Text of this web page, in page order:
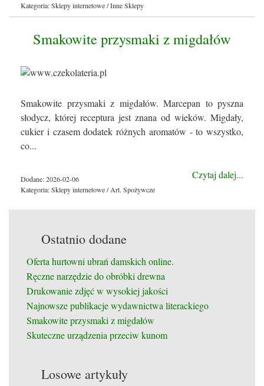
Kategoria: Sklepy internetowe / Inne Sklepy
Smakowite przysmaki z migdałów
Smakowite przysmaki z migdałów. Marcepan to pyszna
słodycz, której receptura jest znana od wieków. Migdały,
cukier i czasem dodatek różnych aromatów - to wszystko,
co...
Czytaj dalej...
Dodane: 2026-02-06
Kategoria: Sklepy internetowe / Art. Spożywcze
Ostatnio dodane
Oferta hurtowni ubrań damskich online.
Ręczne narzędzie do obróbki drewna
Drukowanie zdjęć w wysokiej jakości
Najnowsze publikacje wydawnictwa literackiego
Smakowite przysmaki z migdałów
Skuteczne urządzenia przeciw kunom
Losowe artykuły